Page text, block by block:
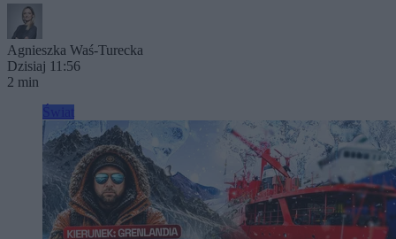
Agnieszka Waś-Turecka
Dzisiaj 11:56
2 min